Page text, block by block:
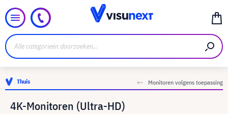
Thuis Monitoren volgens toepassing
4K-Monitoren (Ultra-HD)